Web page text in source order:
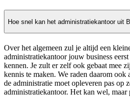
Hoe snel kan het administratiekantoor uit
Over het algemeen zul je altijd een
administratiekantoor jouw business
kennen. Je zult er zelf ook gebaat mee
kennis te maken. We raden daarom
de administratie moet opleveren pas op
administratiekantoor. Het kan wel,